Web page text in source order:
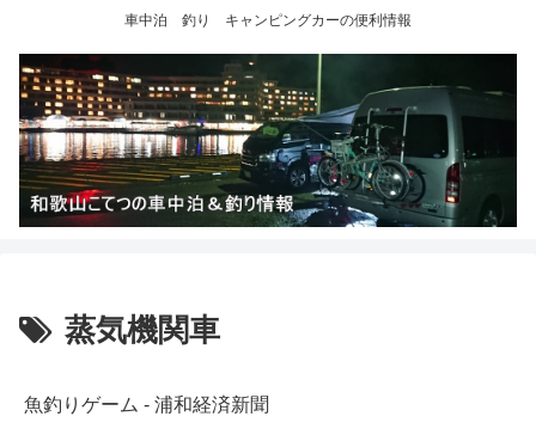
車中泊 釣り キャンピングカーの便利情報
蒸気機関車
魚釣りゲーム - 浦和経済新聞